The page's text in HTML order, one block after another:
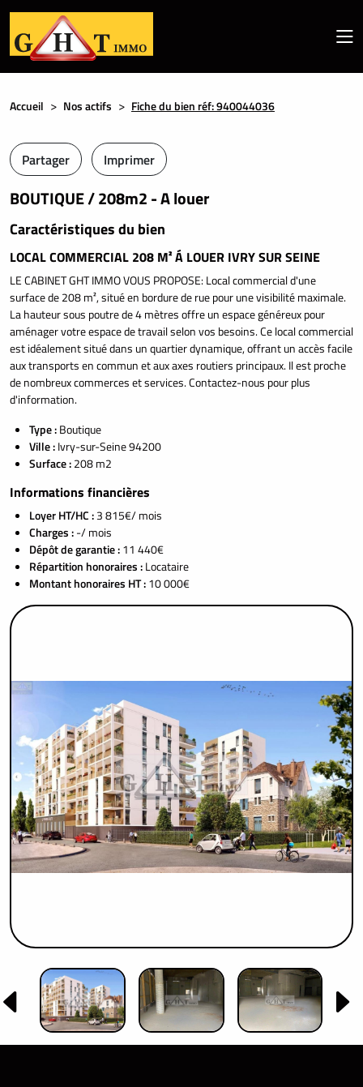
Accueil Nos actifs Fiche du bien réf: 940044036
BOUTIQUE / 208m2 - A louer
Caractéristiques du bien
Partager Imprimer
LOCAL COMMERCIAL 208 M² Á LOUER IVRY SUR SEINE
LE CABINET GHT IMMO VOUS PROPOSE: Local commercial d'une
surface de 208 m², situé en bordure de rue pour une visibilité maximale.
La hauteur sous poutre de 4 mètres offre un espace généreux pour
aménager votre espace de travail selon vos besoins. Ce local commercial
est idéalement situé dans un quartier dynamique, offrant un accès facile
aux transports en commun et aux axes routiers principaux. Il est proche
de nombreux commerces et services. Contactez-nous pour plus
d'information.
Type :Boutique
Ville :Ivry-sur-Seine 94200
Surface :208 m2
Informations financières
Loyer HT/HC :3 815€/ mois
Charges :-/ mois
Dépôt de garantie :11 440€
Répartition honoraires :Locataire
Montant honoraires HT :10 000€